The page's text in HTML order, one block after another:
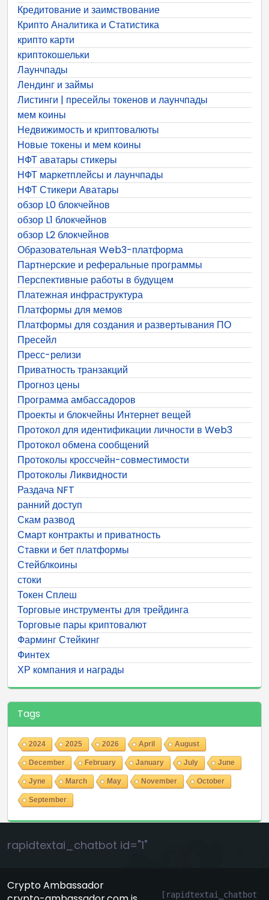
Кредитование и заимствование
Крипто Аналитика и Статистика
крипто карти
криптокошельки
Лаунчпады
Лендинг и займы
Листинги | пресейлы токенов и лаунчпады
мем коины
Недвижимость и криптовалюты
Новые токены и мем коины
НФТ аватары стикеры
НФТ маркетплейсы и лаунчпады
НФТ Стикери Аватары
обзор L0 блокчейнов
обзор L1 блокчейнов
обзор L2 блокчейнов
Образовательная Web3-платформа
Партнерские и реферальные программы
Перспективные работы в будущем
Платежная инфраструктура
Платформы для мемов
Платформы для создания и развертывания ПО
Пресейл
Пресс-релизи
Приватность транзакций
Прогноз цены
Программа амбассадоров
Проекты и блокчейны Интернет вещей
Протокол для идентификации личности в Web3
Протокол обмена сообщений
Протоколы кроссчейн-совместимости
Протоколы Ликвидности
Раздача NFT
ранний доступ
Скам развод
Смарт контракты и приватность
Ставки и бет платформы
Стейблкоины
стоки
Токен Сплеш
Торговые инструменты для трейдинга
Торговые пары криптовалют
Фарминг Стейкинг
Финтех
ХР компания и награды
Tags
2024 2025 2026 April August
December February January July June
Jyne March May November October
September
rapidtextai_chatbot id="1"
Crypto Ambassador
[rapidtextai_chatbot